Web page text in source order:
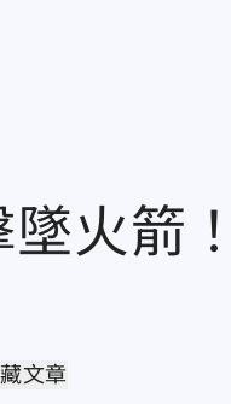
火箭
文章